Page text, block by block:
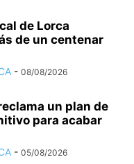
de Lorca
de un centenar
- 08/08/2026
un plan de
para acabar
- 05/08/2026